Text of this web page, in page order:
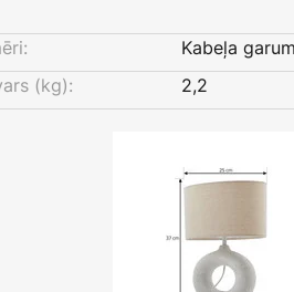
Kabeļa
(kg):
2,2